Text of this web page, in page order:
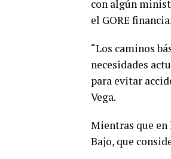
con algún
el GORE
“Los caminos
necesidades
para evitar
Vega.
Mientras que en
Bajo, que